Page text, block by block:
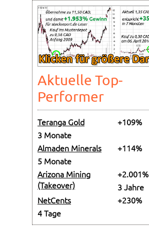
Aktuelle Top-
Performer
Teranga Gold
+109%
3 Monate
Almaden Minerals
+114%
5 Monate
Arizona Mining
(Takeover)
+2.001%
3 Jahre
NetCents
+230%
4 Tage